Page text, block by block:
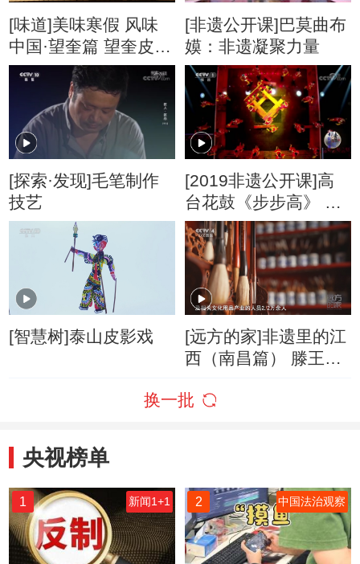
[味道]美味寒假 风味
中国·望奎篇 望奎皮影
距今已有300多年的历
[非遗公开课]巴莫曲布
嫫：非遗凝聚力量
[探索·发现]毛笔制作
技艺
[2019非遗公开课]高
台花鼓《步步高》 表
演：山西稷山县安福
高台花鼓演艺中心
[智慧树]泰山皮影戏
[远方的家]非遗里的江
西（南昌篇） 滕王阁
鼎
换一批
央视榜单
1 新闻1+1 2 中国法治观察